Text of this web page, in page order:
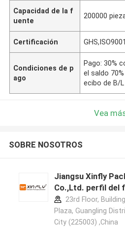
Capacidad de la f
uente
200000
Certificación
Condiciones de p
ago
Pago: 30%
el saldo
ecibo de B/L
Vea
SOBRE NOSOTROS
Jiangsu Xinfly
Co.,Ltd. perfil del
23rd Floor,
Plaza, Guangling
City (225003) ,China